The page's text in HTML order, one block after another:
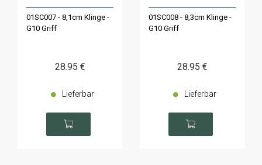
01SC007 - 8,1cm Klinge -
G10 Griff
28.95 €
Lieferbar
01SC008 - 8,3cm Klinge -
G10 Griff
28.95 €
Lieferbar